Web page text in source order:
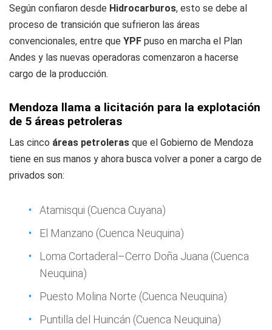
Según confiaron desde Hidrocarburos, esto se debe al
proceso de transición que sufrieron las áreas
convencionales, entre que YPF puso en marcha el Plan
Andes y las nuevas operadoras comenzaron a hacerse
cargo de la producción.
Mendoza llama a licitación para la explotación
de 5 áreas petroleras
Las cinco áreas petroleras que el Gobierno de Mendoza
tiene en sus manos y ahora busca volver a poner a cargo de
privados son:
Atamisqui (Cuenca Cuyana)
El Manzano (Cuenca Neuquina)
Loma Cortaderal–Cerro Doña Juana (Cuenca
Neuquina)
Puesto Molina Norte (Cuenca Neuquina)
Puntilla del Huincán (Cuenca Neuquina)